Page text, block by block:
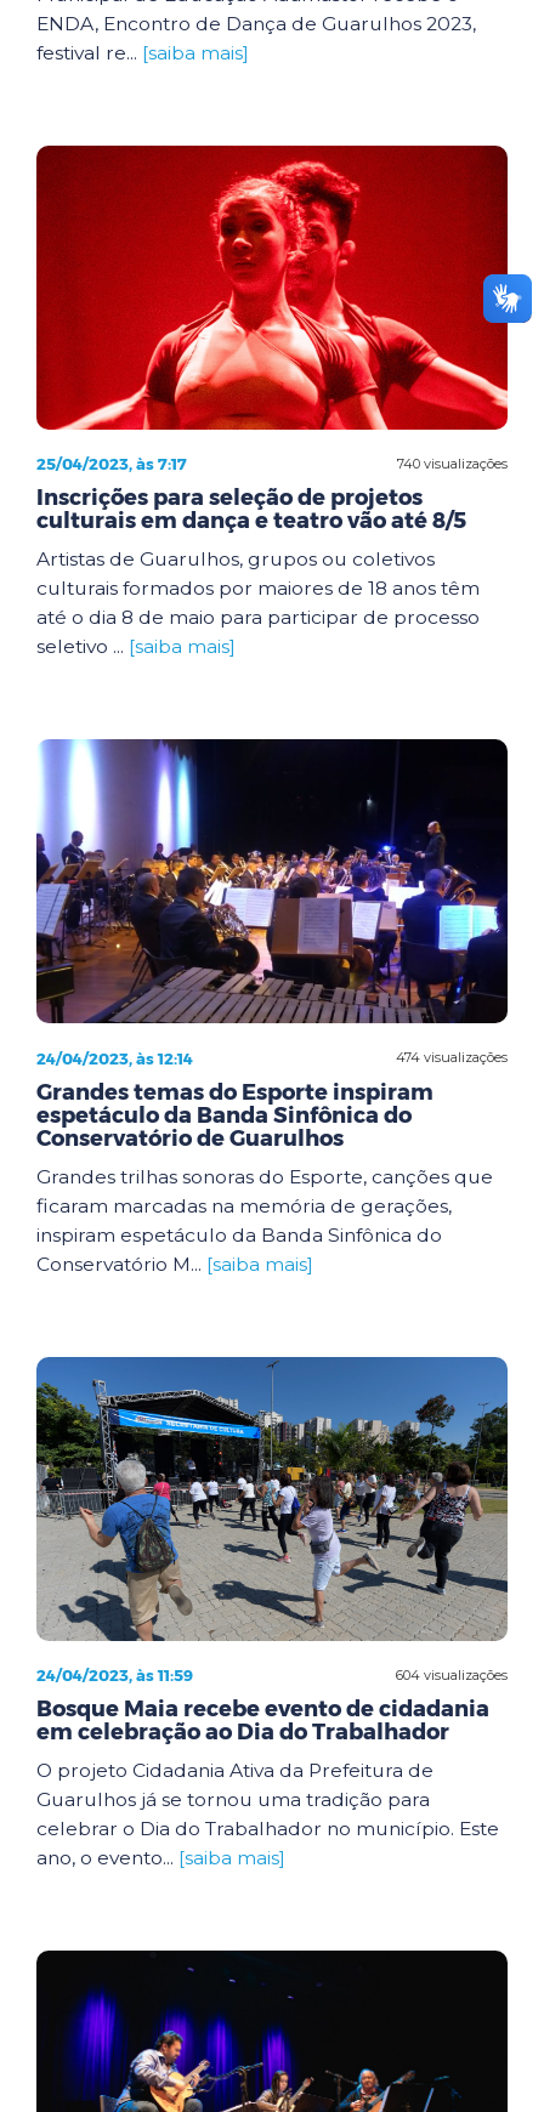
ENDA, Encontro de Dança de Guarulhos 2023,
festival re... [saiba mais]
740 visualizações
25/04/2023, às 7:17
Inscrições para seleção de projetos
culturais em dança e teatro vão até 8/5
Artistas de Guarulhos, grupos ou coletivos
culturais formados por maiores de 18 anos têm
até o dia 8 de maio para participar de processo
seletivo ... [saiba mais]
474 visualizações
24/04/2023, às 12:14
Grandes temas do Esporte inspiram
espetáculo da Banda Sinfônica do
Conservatório de Guarulhos
Grandes trilhas sonoras do Esporte, canções que
ficaram marcadas na memória de gerações,
inspiram espetáculo da Banda Sinfônica do
Conservatório M... [saiba mais]
604 visualizações
24/04/2023, às 11:59
Bosque Maia recebe evento de cidadania
em celebração ao Dia do Trabalhador
O projeto Cidadania Ativa da Prefeitura de
Guarulhos já se tornou uma tradição para
celebrar o Dia do Trabalhador no município. Este
ano, o evento... [saiba mais]